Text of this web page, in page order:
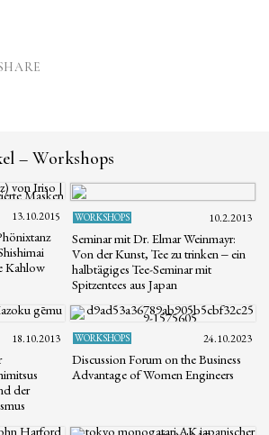
– Workshops
13.10.2015
Kahlow
WORKSHOPS 10.2.2013
Seminar mit Dr. Elmar Weinmayr:
Von der Kunst, Tee zu trinken ‒ ein
halbtägiges Tee-Seminar mit
Spitzentees aus Japan
18.10.2013
der
WORKSHOPS 24.10.2023
Discussion Forum on the Business
Advantage of Women Engineers